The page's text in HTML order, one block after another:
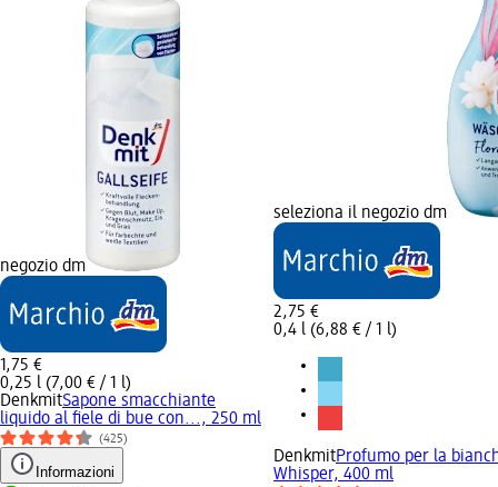
negozio dm
1,75 €
0,25 l (7,00 € / 1 l)
DenkmitSapone smacchiante
liquido al fiele di bue con..., 250 ml
(425)
Informazioni
seleziona il negozio dm
2,75 €
0,4 l (6,88 € / 1 l)
DenkmitProfumo per la
Whisper, 400 ml